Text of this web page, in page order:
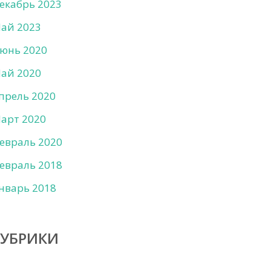
2023
2023
2020
2020
2020
2020
2020
2018
2018